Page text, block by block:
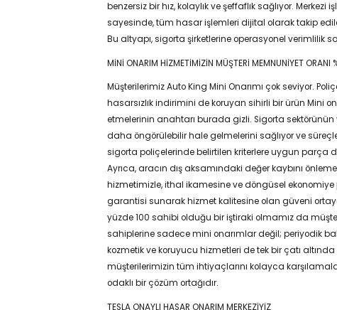
benzersiz bir hız, kolaylık ve şeffaflık sağlıyor. Merkezi
sayesinde, tüm hasar işlemleri dijital olarak takip
Bu altyapı, sigorta şirketlerine operasyonel verimlilik
MİNİ ONARIM HİZMETİMİZİN MÜŞTERİ MEMNUNİYET ORANI
Müşterilerimiz Auto King Mini Onarımı çok seviyor.
hasarsızlık indirimini de koruyan sihirli bir ürün Mini
etmelerinin anahtarı burada gizli. Sigorta
daha öngörülebilir hale gelmelerini sağlıyor ve
sigorta poliçelerinde belirtilen kriterlere uygun parça
Ayrıca, aracın dış aksamındaki değer kaybını
hizmetimizle, ithal ikamesine ve döngüsel ekonomiye
garantisi sunarak hizmet kalitesine olan güveni
yüzde 100 sahibi olduğu bir iştiraki olmamız da
sahiplerine sadece mini onarımlar değil; periyodik
kozmetik ve koruyucu hizmetleri de tek bir çatı
müşterilerimizin tüm ihtiyaçlarını kolayca
odaklı bir çözüm ortağıdır.
TESLA ONAYLI HASAR ONARIM MERKEZİYİZ